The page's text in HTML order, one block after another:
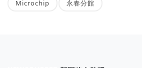
Microchip 永春分館